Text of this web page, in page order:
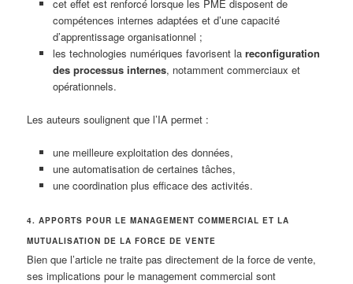
cet effet est renforcé lorsque les PME disposent de
compétences internes adaptées et d’une capacité
d’apprentissage organisationnel ;
les technologies numériques favorisent la reconfiguration
des processus internes, notamment commerciaux et
opérationnels.
Les auteurs soulignent que l’IA permet :
une meilleure exploitation des données,
une automatisation de certaines tâches,
une coordination plus efficace des activités.
4. APPORTS POUR LE MANAGEMENT COMMERCIAL ET LA
MUTUALISATION DE LA FORCE DE VENTE
Bien que l’article ne traite pas directement de la force de vente,
ses implications pour le management commercial sont